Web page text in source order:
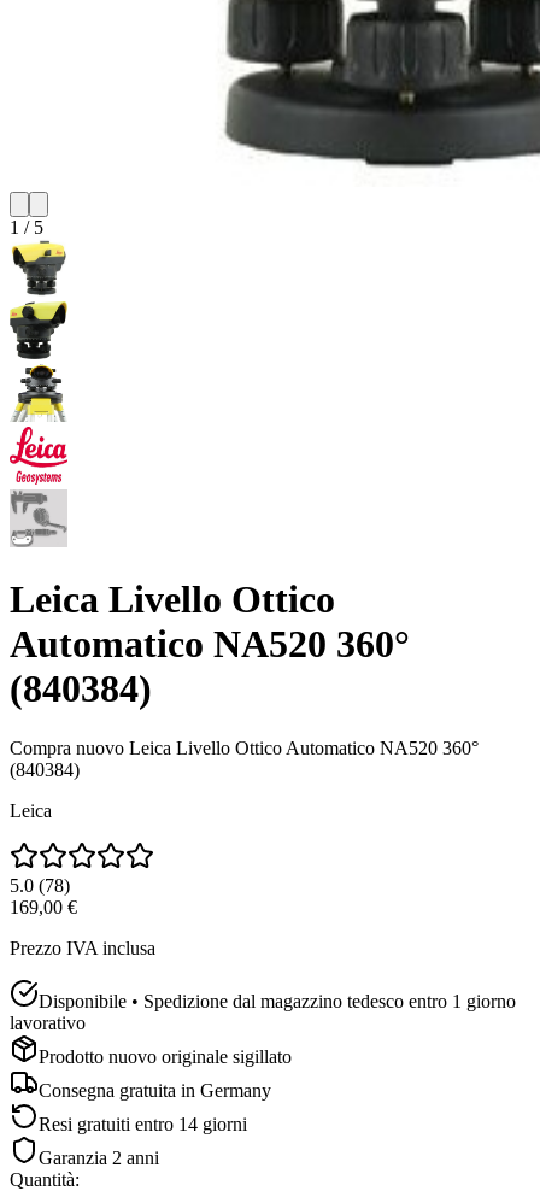
1 / 5
Leica Livello Ottico
Automatico NA520 360°
(840384)
Compra nuovo Leica Livello Ottico Automatico NA520 360°
(840384)
Leica
5.0 (78)
169,00 €
Prezzo IVA inclusa
Disponibile • Spedizione dal magazzino tedesco entro 1 giorno
lavorativo
Prodotto nuovo originale sigillato
Consegna gratuita in Germany
Resi gratuiti entro 14 giorni
Garanzia 2 anni
Quantità: